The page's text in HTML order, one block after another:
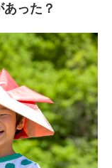
あった？